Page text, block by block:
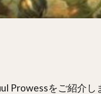
Prowessをご紹介し